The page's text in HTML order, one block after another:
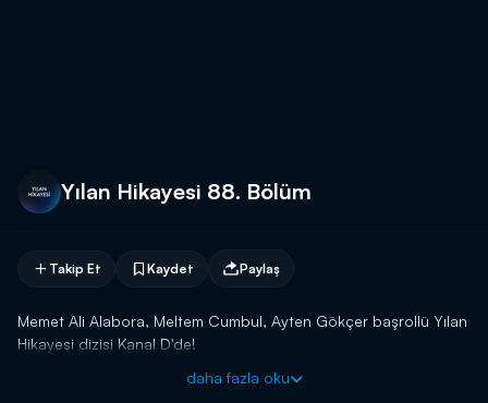
Yılan Hikayesi 88. Bölüm
Takip Et Kaydet Paylaş
Memet Ali Alabora, Meltem Cumbul, Ayten Gökçer başrollü Yılan
Hikayesi dizisi Kanal D'de!
daha fazla oku